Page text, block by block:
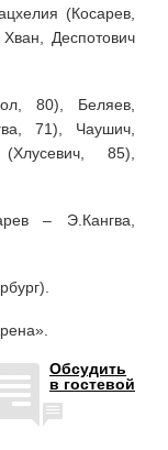
(Косарев,
Деспотович
80), Беляев,
71), Чаушич,
85),
– Э.Кангва,
Обсудить
в гостевой